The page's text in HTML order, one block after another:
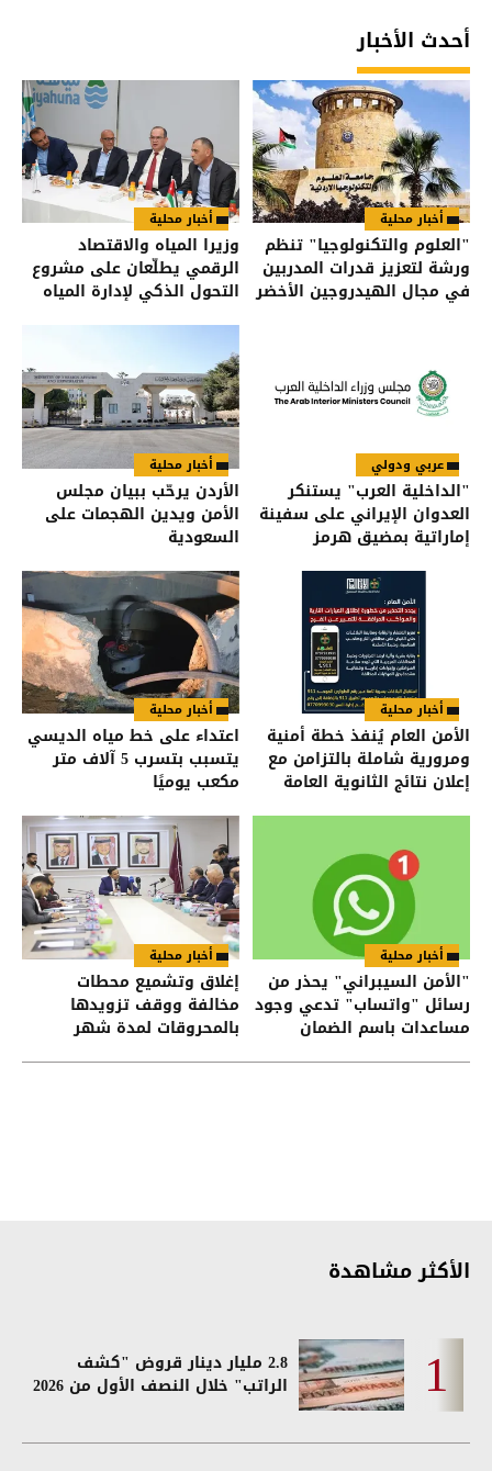
أحدث الأخبار
أخبار محلية
"العلوم والتكنولوجيا" تنظم
ورشة لتعزيز قدرات المدربين
في مجال الهيدروجين الأخضر
أخبار محلية
وزيرا المياه والاقتصاد
الرقمي يطلّعان على مشروع
التحول الذكي لإدارة المياه
عربي ودولي
"الداخلية العرب" يستنكر
العدوان الإيراني على سفينة
إماراتية بمضيق هرمز
أخبار محلية
الأردن يرحّب ببيان مجلس
الأمن ويدين الهجمات على
السعودية
أخبار محلية
الأمن العام يُنفذ خطة أمنية
ومرورية شاملة بالتزامن مع
إعلان نتائج الثانوية العامة
أخبار محلية
اعتداء على خط مياه الديسي
يتسبب بتسرب 5 آلاف متر
مكعب يوميًا
أخبار محلية
"الأمن السيبراني" يحذر من
رسائل "واتساب" تدعي وجود
مساعدات باسم الضمان
أخبار محلية
إغلاق وتشميع محطات
مخالفة ووقف تزويدها
بالمحروقات لمدة شهر
الأكثر مشاهدة
2.8 مليار دينار قروض "كشف
الراتب" خلال النصف الأول من 2026